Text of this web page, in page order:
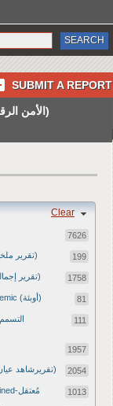
SUBMIT A REPORT
INSTRUCTIONS (الأمن الرقمي)
Clear
7626
Summary Report (تقرير ملخص) 199
Aggregate Report (تقرير إجمالي) 1758
Disease Spread/Epidemic (أوبئة) 81
111
1957
Eyewitness Report (تقريرشاهد عيان) 2054
Missing-مفقود / Detained-مُعتقل 1013